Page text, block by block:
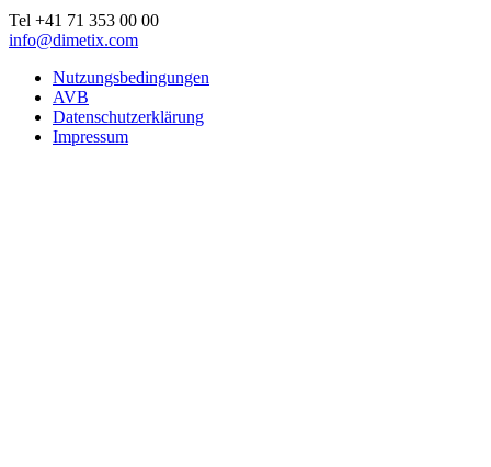
Tel +41 71 353 00 00
info@dimetix.com
Nutzungsbedingungen
AVB
Datenschutzerklärung
Impressum